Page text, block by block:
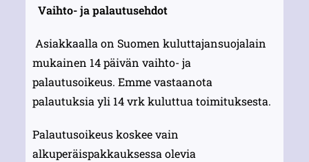
Vaihto- ja palautusehdot
Asiakkaalla on Suomen kuluttajansuojalain
mukainen 14 päivän vaihto- ja
palautusoikeus. Emme vastaanota
palautuksia yli 14 vrk kuluttua toimituksesta.
Palautusoikeus koskee vain
alkuperäispakkauksessa olevia